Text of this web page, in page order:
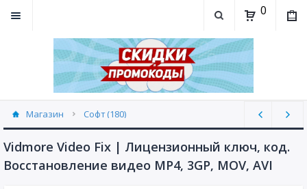
0
Магазин Софт (180)
Vidmore Video Fix | Лицензионный ключ, код.
Восстановление видео MP4, 3GP, MOV, AVI